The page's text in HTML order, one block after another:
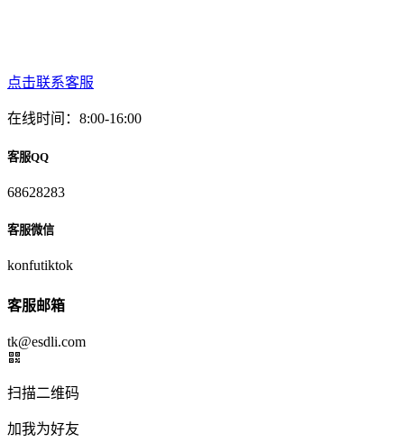
点击联系客服
在线时间：8:00-16:00
客服QQ
68628283
客服微信
konfutiktok
客服邮箱
tk@esdli.com
扫描二维码
加我为好友